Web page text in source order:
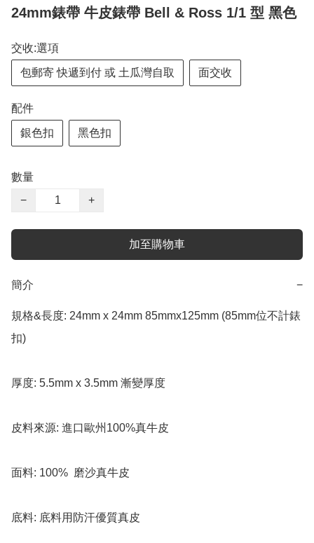
24mm錶帶 牛皮錶帶 Bell & Ross 1/1 型 黑色
交收:選項
包郵寄 快遞到付 或 土瓜灣自取 面交收
配件
銀色扣 黑色扣
數量
−
+
加至購物車
簡介 −
規格&長度: 24mm x 24mm 85mmx125mm (85mm位不計錶
扣)
厚度: 5.5mm x 3.5mm 漸變厚度
皮料來源: 進口歐州100%真牛皮
面料: 100%  磨沙真牛皮
底料: 底料用防汗優質真皮